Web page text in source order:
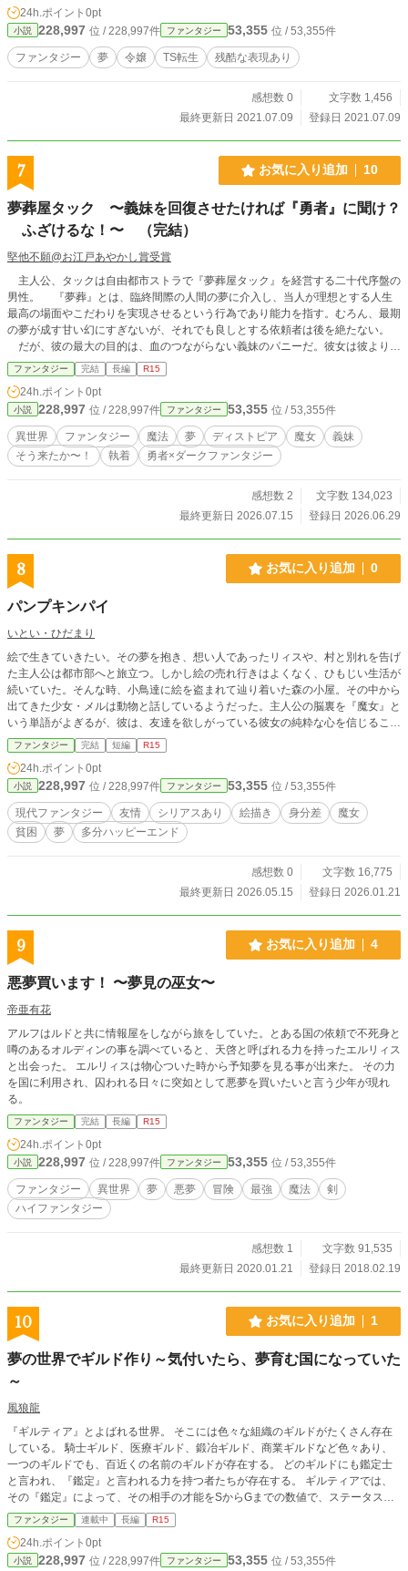
24h.ポイント 0pt
小説 228,997 位 / 228,997件 ファンタジー 53,355 位 / 53,355件
ファンタジー 夢 令嬢 TS転生 残酷な表現あり
感想数 0
文字数 1,456
最終更新日 2021.07.09
登録日 2021.07.09
7 お気に入り追加 10
夢葬屋タック 〜義妹を回復させたければ『勇者』に聞け？
ふざけるな！〜 （完結）
堅他不願@お江戸あやかし賞受賞
主人公、タックは自由都市ストラで『夢葬屋タック』を経営する二十代序盤の
男性。 『夢葬』とは、臨終間際の人間の夢に介入し、当人が理想とする人生
最高の場面やこだわりを実現させるという行為であり能力を指す。むろん、最期
の夢が成す甘い幻にすぎないが、それでも良しとする依頼者は後を絶たない。
だが、彼の最大の目的は、血のつながらない義妹のパニーだ。彼女は彼より数
歳下である。そして、単なる義兄妹以上の愛情をタックは注いでいた。 彼女
は、夢葬屋タックの地下室で、ここ半年ほど意識不明なまま看護されている。彼
女だけでない。隣のベッドでは、勇者トラバスが同じように看護を受けていた。
こうまで話がこじれたのは、パニーが勇者トラバスの任務に同行したからだ。
勇者トラバスは、タックとほぼ同年代の男性である。彼は、市参事会の『公認
勇者』として、半年前に出発した。そこにパニーも同行した。魔女討伐のため
に。 タック達がいる街……自由都市ストラは、数百年前に街から追放された
病、『リネット病』は市民なら誰でも何度でもかかり得る。もはや、教会が治癒
祈祷を通じて市民を搾取する手段と化していた。 パニーは、タックの猛反対
て、二人は失敗した。さらに、意識不明の状態で、魔女のいる森と街との境目で
発見された。 以来、半年間に渡り、タックは夢葬を応用してパニーの夢へ入
った。しかし、はかばかしい成果はあがっていない。 参事会と教会の癒着、
謎めいた魔女リネットの真意、そして、パニーの回復。夢葬を駆使して、タック
は衝撃の真相を引き寄せるのであった。
ファンタジー 完結 長編 R15
24h.ポイント 0pt
小説 228,997 位 / 228,997件 ファンタジー 53,355 位 / 53,355件
異世界 ファンタジー 魔法 夢 ディストピア 魔女
義妹
そう来たか〜！
執着 勇者×ダークファンタジー
感想数 2
文字数 134,023
最終更新日 2026.07.15
登録日 2026.06.29
8 お気に入り追加 0
パンプキンパイ
いとい・ひだまり
絵で生きていきたい。その夢を抱き、想い人であったリィスや、村と別れを告げ
た主人公は都市部へと旅立つ。しかし絵の売れ行きはよくなく、ひもじい生活が
続いていた。そんな時、小鳥達に絵を盗まれて辿り着いた森の小屋。その中から
出てきた少女・メルは動物と話しているようだった。主人公の脳裏を『魔女』と
いう単語がよぎるが、彼は、友達を欲しがっている彼女の純粋な心を信じること
にした。 『魔女は処刑』の世で出会った、メルヘンな彼女の正体。パズルのピ
ースをはめようとすれば何か起きたかもしれないが、主人公はメルの正体などど
うでも良かった。ただ一緒に日々を過ごしていければ……。 これは、ある旅の
記憶。昔の自分の挑戦と後悔、苦、そして喜びの話。 全部で九話です。 プロロ
ーグを追加し、エピローグを少しだけ加筆しました。
ファンタジー 完結 短編 R15
24h.ポイント 0pt
小説 228,997 位 / 228,997件 ファンタジー 53,355 位 / 53,355件
現代ファンタジー 友情 シリアスあり 絵描き 身分差
魔女
貧困
夢 多分ハッピーエンド
感想数 0
文字数 16,775
最終更新日 2026.05.15
登録日 2026.01.21
9 お気に入り追加 4
悪夢買います！ 〜夢見の巫女〜
帝亜有花
アルフはルドと共に情報屋をしながら旅をしていた。とある国の依頼で不死身と
噂のあるオルディンの事を調べていると、天啓と呼ばれる力を持ったエルリィス
と出会った。 エルリィスは物心ついた時から予知夢を見る事が出来た。 その力
を国に利用され、囚われる日々に突如として悪夢を買いたいと言う少年が現れ
る。
ファンタジー 完結 長編 R15
24h.ポイント 0pt
小説 228,997 位 / 228,997件 ファンタジー 53,355 位 / 53,355件
ファンタジー 異世界 夢 悪夢 冒険 最強 魔法
剣
ハイファンタジー
感想数 1
文字数 91,535
最終更新日 2020.01.21
登録日 2018.02.19
10 お気に入り追加 1
夢の世界でギルド作り～気付いたら、夢育む国になっていた
～
風狼龍
『ギルティア』とよばれる世界。 そこには色々な組織のギルドがたくさん存在
している。 騎士ギルド、医療ギルド、鍛冶ギルド、商業ギルドなど色々あり、
一つのギルドでも、百近くの名前のギルドが存在する。 どのギルドにも鑑定士
と言われ、『鑑定』と言われる力を持つ者たちが存在する。 ギルティアでは、
その『鑑定』によって、その相手の才能をSからGまでの数値で、ステータスと
して見ることができる。 曰く、そのステータスに表示されるものは全て神が定
め、その者に才能として与えたものだと言う。 だからこそ、なりたいものがあ
ったとしても、そのステータスによって諦めるしかなく、才能があるからとやり
たくないことを受け入れるしかない世界。 そんな世界にどこからともなく現れ
ファンタジー 連載中 長編 R15
24h.ポイント 0pt
小説 228,997 位 / 228,997件 ファンタジー 53,355 位 / 53,355件